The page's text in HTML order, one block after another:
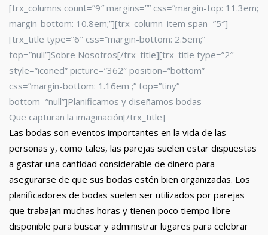
[trx_columns count=”9″ margins=”” css=”margin-top: 11.3em;
margin-bottom: 10.8em;”][trx_column_item span=”5″]
[trx_title type=”6″ css=”margin-bottom: 2.5em;”
top=”null”]Sobre Nosotros[/trx_title][trx_title type=”2″
style=”iconed” picture=”362″ position=”bottom”
css=”margin-bottom: 1.16em ;” top=”tiny”
bottom=”null”]Planificamos y diseñamos bodas
Que capturan la imaginación[/trx_title]
Las bodas son eventos importantes en la vida de las
personas y, como tales, las parejas suelen estar dispuestas
a gastar una cantidad considerable de dinero para
asegurarse de que sus bodas estén bien organizadas. Los
planificadores de bodas suelen ser utilizados por parejas
que trabajan muchas horas y tienen poco tiempo libre
disponible para buscar y administrar lugares para celebrar